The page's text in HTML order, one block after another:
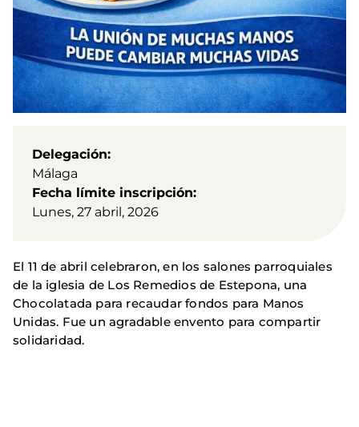
Delegación
Málaga
Fecha límite inscripción
Lunes, 27 abril, 2026
El 11 de abril celebraron, en los salones parroquiales
de la iglesia de Los Remedios de Estepona, una
Chocolatada para recaudar fondos para Manos
Unidas. Fue un agradable envento para compartir
solidaridad.